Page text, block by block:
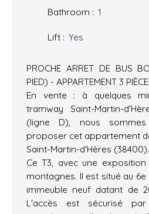
Bathroom : 1
Lift : Yes
PROCHE ARRET DE BUS
PIED) - APPARTEMENT 3
En vente : à quelques
tramway Saint-Martin-
(ligne D), nous
proposer cet appartement
Saint-Martin-d'Hères (38400).
Ce T3, avec une
montagnes. Il est situé au
immeuble neuf datant de
L'accès est sécurisé